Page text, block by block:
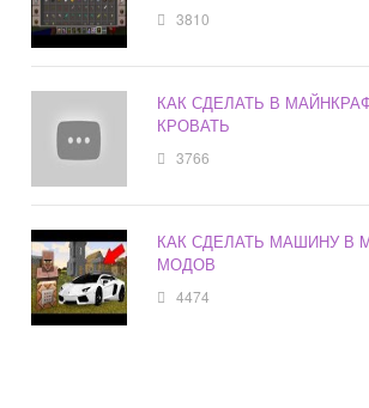
3810
КАК СДЕЛАТЬ В
КРОВАТЬ
3766
КАК СДЕЛАТЬ МАШИНУ В
МОДОВ
4474